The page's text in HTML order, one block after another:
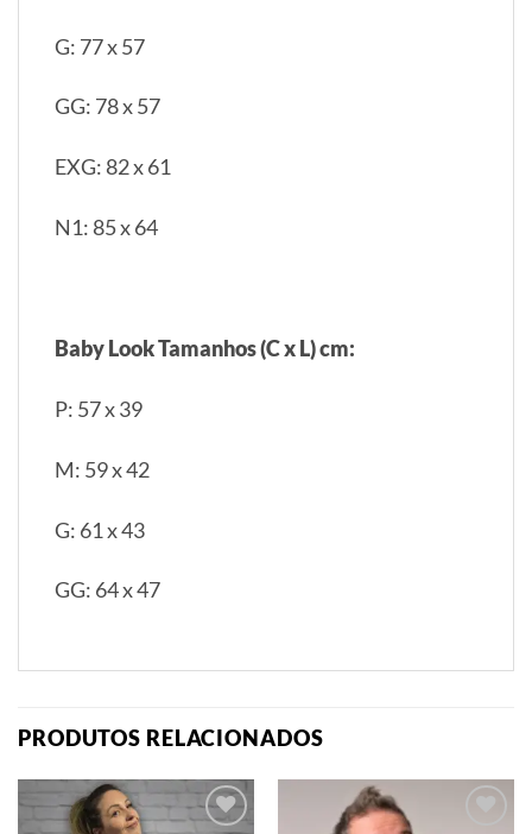
G: 77 x 57
GG: 78 x 57
EXG: 82 x 61
N1: 85 x 64
Baby Look Tamanhos (C x L) cm:
P: 57 x 39
M: 59 x 42
G: 61 x 43
GG: 64 x 47
PRODUTOS RELACIONADOS